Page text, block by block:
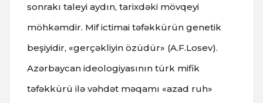
sonrakı taleyi aydın, tarixdəki mövqeyi
möhkəmdir. Mif ictimai təfəkkürün genetik
beşiyidir, «gerçəkliyin özüdür» (A.F.Losev).
Azərbaycan ideologiyasının türk mifik
təfəkkürü ilə vəhdət məqamı «azad ruh»